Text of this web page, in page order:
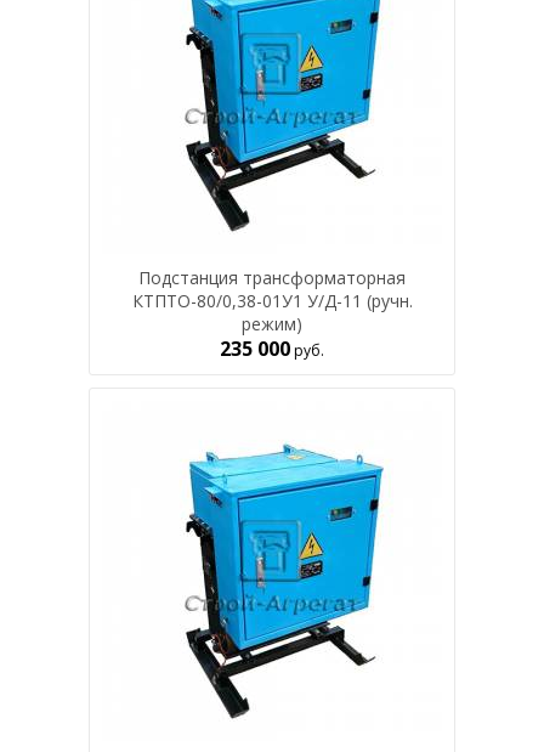
Подстанция трансформаторная
КТПТО-80/0,38-01У1 У/Д-11 (ручн.
режим)
235 000руб.